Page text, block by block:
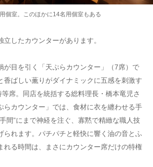
個室。このほかに14名用個室もある
立したカウンターがあります。
が目を引く「天ぷらカウンター」（7席）で
香ばしい薫りがダイナミックに五感を刺激す
等席。同店を統括する総料理長・橋本竜児さ
らカウンター」では、食材に衣を纏わせる手
間”にまで神経を注ぐ、寡黙で精緻な職人技
られます。パチパチと軽快に響く油の音とふ
れる時間は、まさにカウンター席だけの特権